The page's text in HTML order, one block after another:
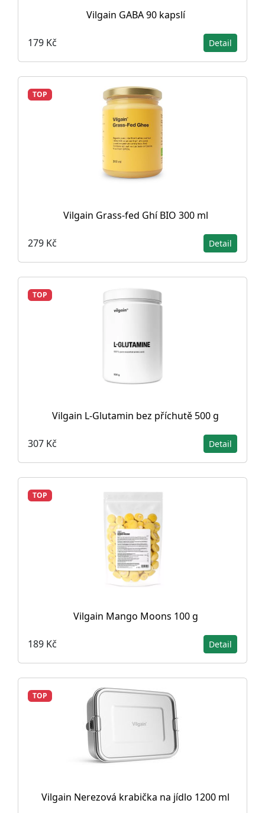
Vilgain GABA 90 kapslí
179 Kč Detail
TOP
Vilgain Grass-fed Ghí BIO 300 ml
279 Kč Detail
TOP
Vilgain L-Glutamin bez příchutě 500 g
307 Kč Detail
TOP
Vilgain Mango Moons 100 g
189 Kč Detail
TOP
Vilgain Nerezová krabička na jídlo 1200 ml